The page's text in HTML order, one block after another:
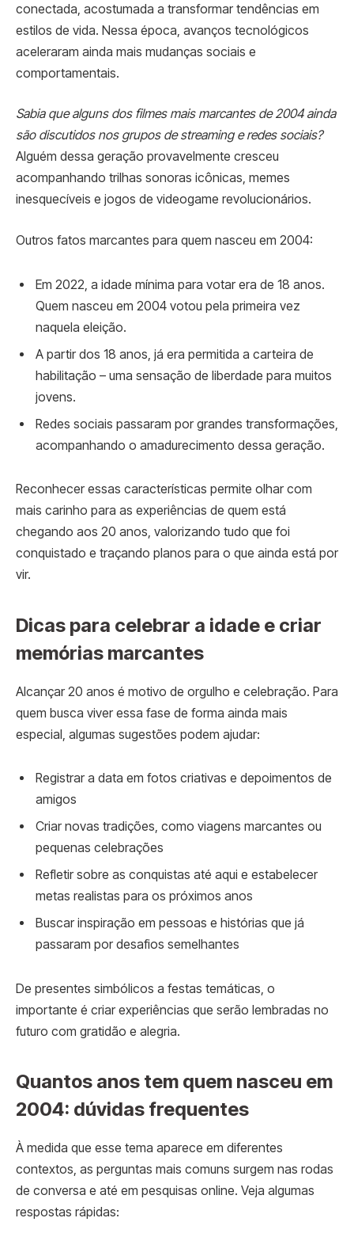
conectada, acostumada a transformar tendências em
estilos de vida. Nessa época, avanços tecnológicos
aceleraram ainda mais mudanças sociais e
comportamentais.
Sabia que alguns dos filmes mais marcantes de 2004 ainda
são discutidos nos grupos de streaming e redes sociais?
Alguém dessa geração provavelmente cresceu
acompanhando trilhas sonoras icônicas, memes
inesquecíveis e jogos de videogame revolucionários.
Outros fatos marcantes para quem nasceu em 2004:
Em 2022, a idade mínima para votar era de 18 anos.
Quem nasceu em 2004 votou pela primeira vez
naquela eleição.
A partir dos 18 anos, já era permitida a carteira de
habilitação – uma sensação de liberdade para muitos
jovens.
Redes sociais passaram por grandes transformações,
acompanhando o amadurecimento dessa geração.
Reconhecer essas características permite olhar com
mais carinho para as experiências de quem está
chegando aos 20 anos, valorizando tudo que foi
conquistado e traçando planos para o que ainda está por
vir.
Dicas para celebrar a idade e criar
memórias marcantes
Alcançar 20 anos é motivo de orgulho e celebração. Para
quem busca viver essa fase de forma ainda mais
especial, algumas sugestões podem ajudar:
Registrar a data em fotos criativas e depoimentos de
amigos
Criar novas tradições, como viagens marcantes ou
pequenas celebrações
Refletir sobre as conquistas até aqui e estabelecer
metas realistas para os próximos anos
Buscar inspiração em pessoas e histórias que já
passaram por desafios semelhantes
De presentes simbólicos a festas temáticas, o
importante é criar experiências que serão lembradas no
futuro com gratidão e alegria.
Quantos anos tem quem nasceu em
2004: dúvidas frequentes
À medida que esse tema aparece em diferentes
contextos, as perguntas mais comuns surgem nas rodas
de conversa e até em pesquisas online. Veja algumas
respostas rápidas: